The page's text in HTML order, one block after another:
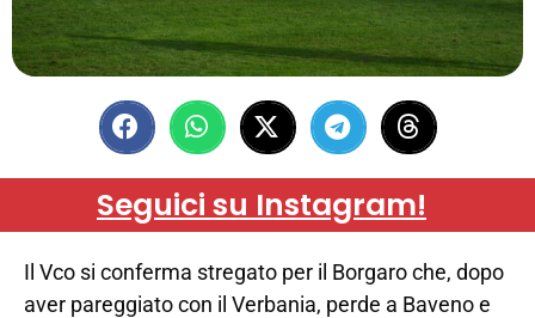
Seguici su Instagram!
Il Vco si conferma stregato per il Borgaro che, dopo
aver pareggiato con il Verbania, perde a Baveno e